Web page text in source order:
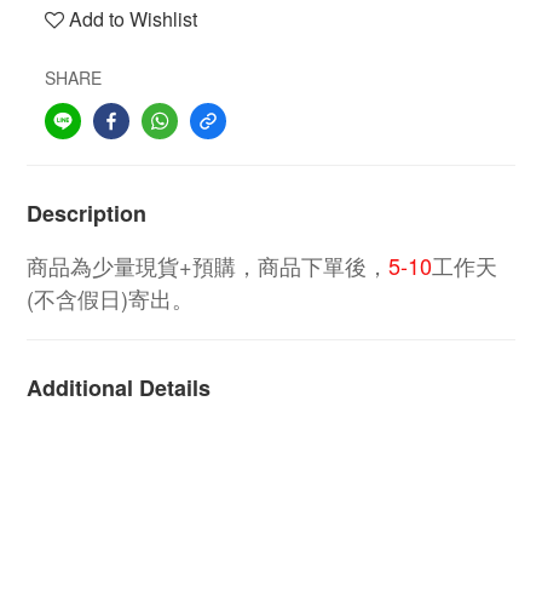
Add to Wishlist
SHARE
Description
商品為少量現貨+預購，商品下單後， 5-10工作天
(不含假日)寄出。
Additional Details